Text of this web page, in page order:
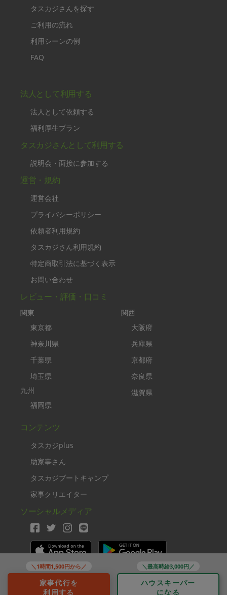
＼1時間1,500円から／
家事代行を
利用する
＼最高時給3,000円／
ハウスキーパー
になる
タスカジさんを探す
ご利用の流れ
利用シーンの例
FAQ
法人として利用する
法人として依頼する
福利厚生プラン
タスカジさんとして利用する
説明会・面接に参加する
運営・規約
運営会社
プライバシーポリシー
依頼者利用規約
タスカジさん利用規約
特定商取引法に基づく表示
お問い合わせ
レビュー・評価・口コミ
関東
東京都
神奈川県
千葉県
埼玉県
九州
福岡県
関西
大阪府
兵庫県
京都府
奈良県
滋賀県
コンテンツ
タスカジplus
助家事さん
タスカジブートキャンプ
家事クリエイター
ソーシャルメディア